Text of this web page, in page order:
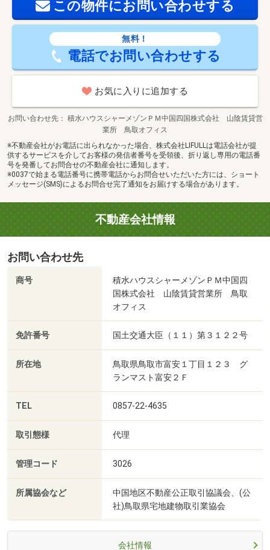
この物件にお問い合わせする
無料！
電話でお問い合わせする
お気に入りに追加する
お問い合わせ先
積水ハウスシャーメゾンＰＭ中国四国株式会社 山陰賃貸営
業所 鳥取オフィス
※不動産会社がお電話に出られなかった場合、株式会社LIFULLは電話会社が提
供するサービスを介してお客様の発信者番号を受領後、折り返し専用の電話番
号を発番してお問合せの不動産会社に通知します。
※0037で始まる電話番号に携帯電話からお問合せいただいた方には、ショート
メッセージ(SMS)によるお問合せ完了通知をお届けする場合があります。
不動産会社情報
お問い合わせ先
商号
積水ハウスシャーメゾンＰＭ中国四
国株式会社 山陰賃貸営業所 鳥取
オフィス
免許番号 国土交通大臣（１１）第３１２２号
所在地
鳥取県鳥取市富安１丁目１２３ グ
ランマスト富安２Ｆ
TEL 0857-22-4635
取引態様 代理
管理コード 3026
所属協会など
中国地区不動産公正取引協議会、(公
社)鳥取県宅地建物取引業協会
会社情報